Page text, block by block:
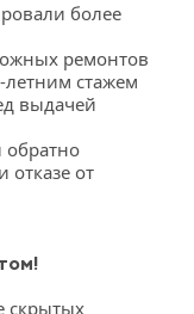
более
ремонтов
стажем
выдачей
обратно
отказе от
скрытых